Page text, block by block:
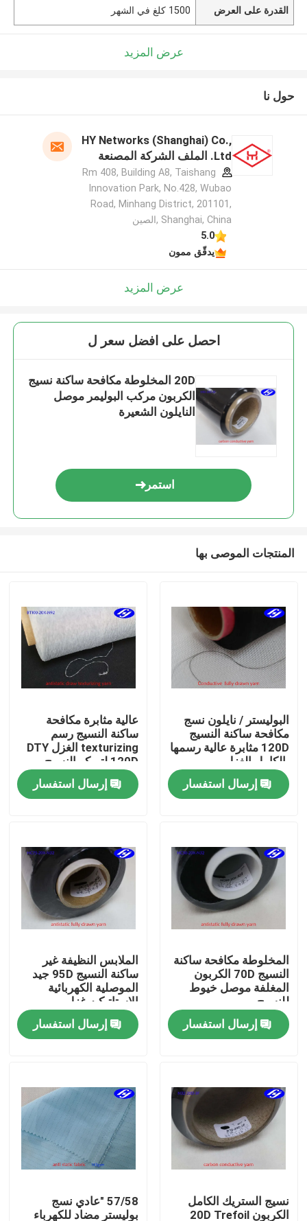
المنتجات
أشرطة فيديو
حول بنا
جولة في المعمل
ضبط الجودة
أخبار
طلب اقتباس
نسيج الكربون أراميد
القدرة على العرض 1500 كلغ في الشهر
عرض المزيد
حول نا
HY Networks (Shanghai) Co.,
Ltd. الملف الشركة المصنعة
Rm 408, Building A8, Taishang
Innovation Park, No.428, Wubao
Road, Minhang District, 201101,
Shanghai, China ,الصين
5.0
يدقّق ممون
عرض المزيد
احصل على افضل سعر ل
20D المخلوطة مكافحة ساكنة نسيج
الكربون مركب البوليمر موصل
النايلون الشعيرة
استمر
المنتجات الموصى بها
البوليستر / نايلون نسج
مكافحة ساكنة النسيج
120D مثابرة عالية رسمها
بالكامل الغزل
إرسال استفسار
عالية مثابرة مكافحة
ساكنة النسيج رسم
texturizing الغزل DTY
120D لتريكو النسيج
إرسال استفسار
المخلوطة مكافحة ساكنة
النسيج 70D الكربون
المغلفة موصل خيوط
للنسيج
إرسال استفسار
الملابس النظيفة غير
ساكنة النسيج 95D جيد
الموصلية الكهربائية
الاستاتيكيه غزل
إرسال استفسار
نسيج الستريك الكامل
الكربون 20D Trefoil
57/58 "عادي نسج
بوليستر مضاد للكهرباء